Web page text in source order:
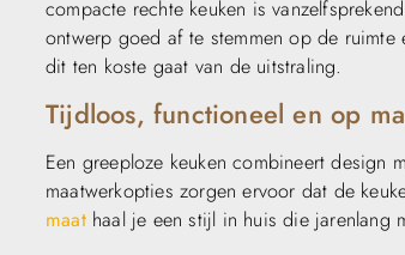
compacte rechte keuken is
ontwerp goed af te stemmen op de
dit ten koste gaat van de uitstraling.
Tijdloos, functioneel en op
Een greeploze keuken combineert design
maatwerkopties zorgen ervoor dat de
maathaal je een stijl in huis die jarenlang